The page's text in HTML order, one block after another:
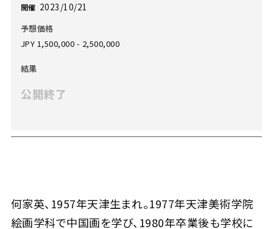
何家英、1957年天津生まれ。1977年天津美術学院
絵画学科で中国画を学び、1980年卒業後も学校に
開催 2023/10/21
予想価格
JPY 1,500,000 - 2,500,000
結果
公開終了